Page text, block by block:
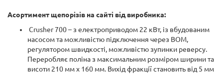
Асортимент щепорізів на сайті від виробника:
Сrusher 700 – з електроприводом 22 кВт, із вбудованим
насосом та можливістю підключення через ВОМ,
регулятором швидкості, можливістю зупинки реверсу.
Переробляє поліна з максимальним розміром ширини та
висоти 210 мм х 160 мм. Вихід фракції становить від 5 мм